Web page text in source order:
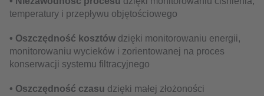
temperatury i przepływu objętościowego
• Oszczędność kosztów dzięki monitorowaniu energii,
monitorowaniu wycieków i zorientowanej na proces
konserwacji systemu filtracyjnego
• Oszczędność czasu dzięki małej złożoności